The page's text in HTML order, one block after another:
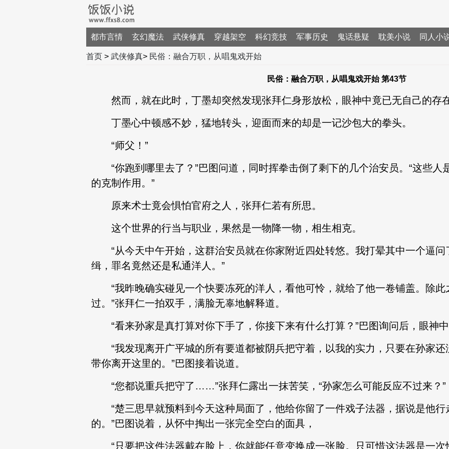
都市言情 玄幻魔法 武侠修真 穿越架空 科幻竞技 军事历史 鬼话悬疑 耽美小说 同人小
首页 > 武侠修真> 民俗：融合万职，从唱鬼戏开始
民俗：融合万职，从唱鬼戏开始 第43节
然而，就在此时，丁墨却突然发现张拜仁身形放松，眼神中竟已无自己的存
丁墨心中顿感不妙，猛地转头，迎面而来的却是一记沙包大的拳头。
“师父！”
“你跑到哪里去了？”巴图问道，同时挥拳击倒了剩下的几个治安员。“这些人
的克制作用。”
原来术士竟会惧怕官府之人，张拜仁若有所思。
这个世界的行当与职业，果然是一物降一物，相生相克。
“从今天中午开始，这群治安员就在你家附近四处转悠。我打晕其中一个逼问
缉，罪名竟然还是私通洋人。”
“我昨晚确实碰见一个快要冻死的洋人，看他可怜，就给了他一卷铺盖。除此
过。”张拜仁一拍双手，满脸无辜地解释道。
“看来孙家是真打算对你下手了，你接下来有什么打算？”巴图询问后，眼神
“我发现离开广平城的所有要道都被阴兵把守着，以我的实力，只要在孙家还
带你离开这里的。”巴图接着说道。
“您都说重兵把守了……”张拜仁露出一抹苦笑，“孙家怎么可能反应不过来？”
“楚三思早就预料到今天这种局面了，他给你留了一件戏子法器，据说是他行
的。”巴图说着，从怀中掏出一张完全空白的面具，
“只要把这件法器戴在脸上，你就能任意变换成一张脸。只可惜这法器是一次